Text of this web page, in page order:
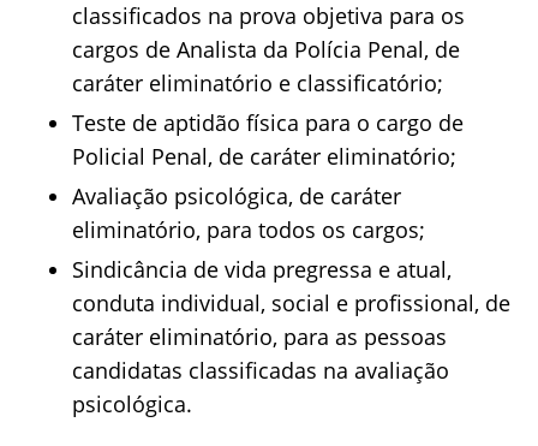
classificados na prova objetiva para os
cargos de Analista da Polícia Penal, de
caráter eliminatório e classificatório;
Teste de aptidão física para o cargo de
Policial Penal, de caráter eliminatório;
Avaliação psicológica, de caráter
eliminatório, para todos os cargos;
Sindicância de vida pregressa e atual,
conduta individual, social e profissional, de
caráter eliminatório, para as pessoas
candidatas classificadas na avaliação
psicológica.